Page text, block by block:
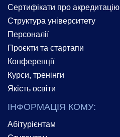
Сертифікати про акредитацію
Структура університету
Персоналії
Проєкти та стартапи
Конференції
Курси, тренінги
Якість освіти
ІНФОРМАЦІЯ КОМУ:
Абітурієнтам